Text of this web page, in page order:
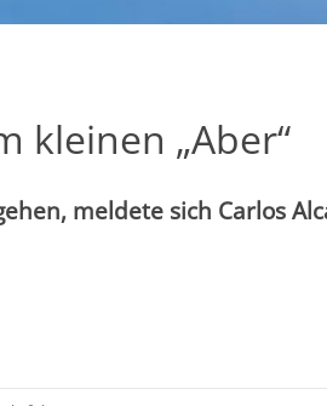
kleinen „Aber“
meldete sich Carlos